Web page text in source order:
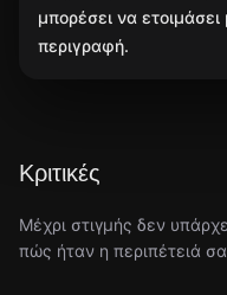
μπορέσει να ετοιμάσει
περιγραφή.
Κριτικές
Μέχρι στιγμής δεν
πώς ήταν η περιπέτειά